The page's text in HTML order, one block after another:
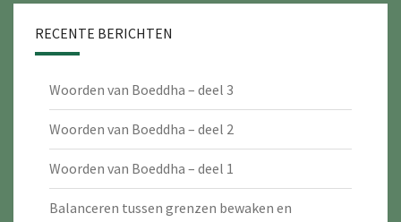
RECENTE BERICHTEN
Woorden van Boeddha – deel 3
Woorden van Boeddha – deel 2
Woorden van Boeddha – deel 1
Balanceren tussen grenzen bewaken en